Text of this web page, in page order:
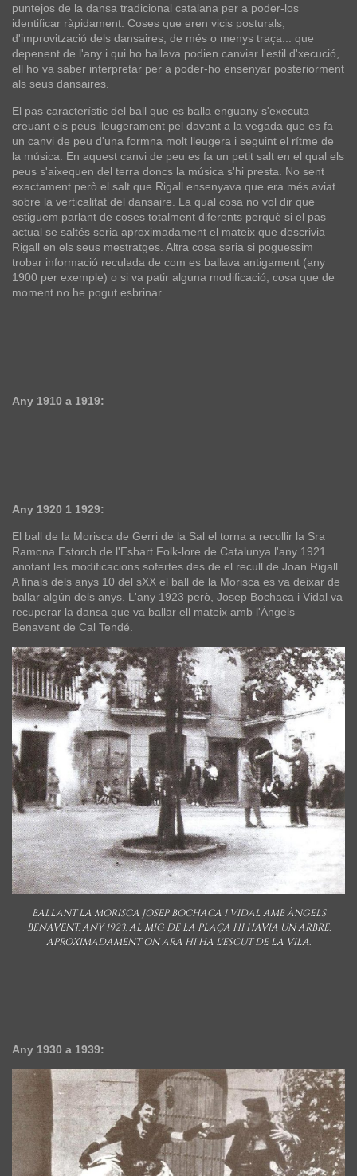
puntejos de la dansa tradicional catalana per a poder-los
identificar ràpidament. Coses que eren vicis posturals,
d'improvització dels dansaires, de més o menys traça... que
depenent de l'any i qui ho ballava podien canviar l'estil d'xecució,
ell ho va saber interpretar per a poder-ho ensenyar posteriorment
als seus dansaires.
El pas característic del ball que es balla enguany s'executa
creuant els peus lleugerament pel davant a la vegada que es fa
un canvi de peu d'una formna molt lleugera i seguint el rítme de
la música. En aquest canvi de peu es fa un petit salt en el qual els
peus s'aixequen del terra doncs la música s'hi presta. No sent
exactament però el salt que Rigall ensenyava que era més aviat
sobre la verticalitat del dansaire. La qual cosa no vol dir que
estiguem parlant de coses totalment diferents perquè si el pas
actual se saltés seria aproximadament el mateix que descrivia
Rigall en els seus mestratges. Altra cosa seria si poguessim
trobar informació reculada de com es ballava antigament (any
1900 per exemple) o si va patir alguna modificació, cosa que de
moment no he pogut esbrinar...
Any 1910 a 1919:
Any 1920 1 1929:
El ball de la Morisca de Gerri de la Sal el torna a recollir la Sra
Ramona Estorch de l'Esbart Folk-lore de Catalunya l'any 1921
anotant les modificacions sofertes des de el recull de Joan Rigall.
A finals dels anys 10 del sXX el ball de la Morisca es va deixar de
ballar algún dels anys. L'any 1923 però, Josep Bochaca i Vidal va
recuperar la dansa que va ballar ell mateix amb l'Àngels
Benavent de Cal Tendé.
BALLANT LA MORISCA JOSEP BOCHACA I VIDAL AMB ÀNGELS
BENAVENT. ANY 1923. AL MIG DE LA PLAÇA HI HAVIA UN ARBRE,
APROXIMADAMENT ON ARA HI HA L'ESCUT DE LA VILA.
Any 1930 a 1939: